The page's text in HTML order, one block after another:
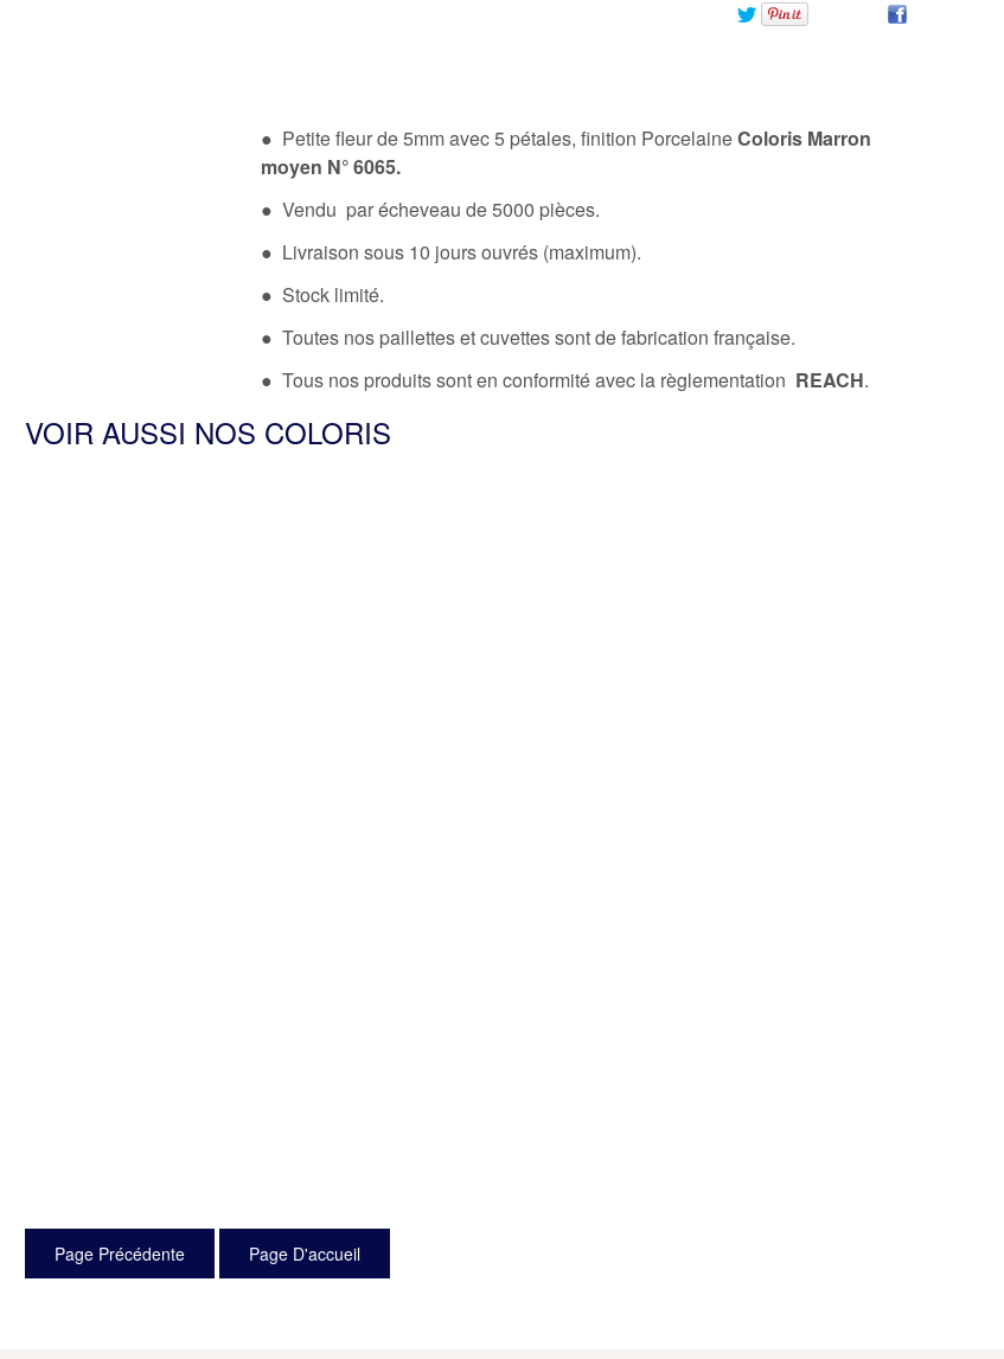
● Petite fleur de 5mm avec 5 pétales, finition PorcelaineColoris Marron
moyen N° 6065.
● Vendu par écheveau de 5000 pièces.
● Livraison sous 10 jours ouvrés (maximum).
● Stock limité.
● Toutes nos paillettes et cuvettes sont de fabrication française.
● Tous nos produits sont en conformité avec la règlementation REACH.
VOIR AUSSI NOS COLORIS